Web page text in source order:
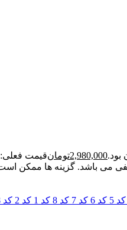
2,980,000تومانقیمت فعلی: 2,980,000تومان.
می باشد. گزینه ها ممکن
کد 5 کد 6 کد 7 کد 8 کد 1 کد 2 کد 3